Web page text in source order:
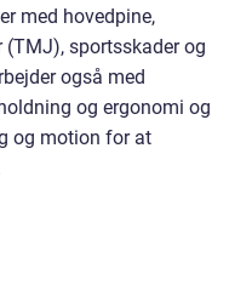
med hovedpine,
sportsskader og
også med
og ergonomi og
og motion for at